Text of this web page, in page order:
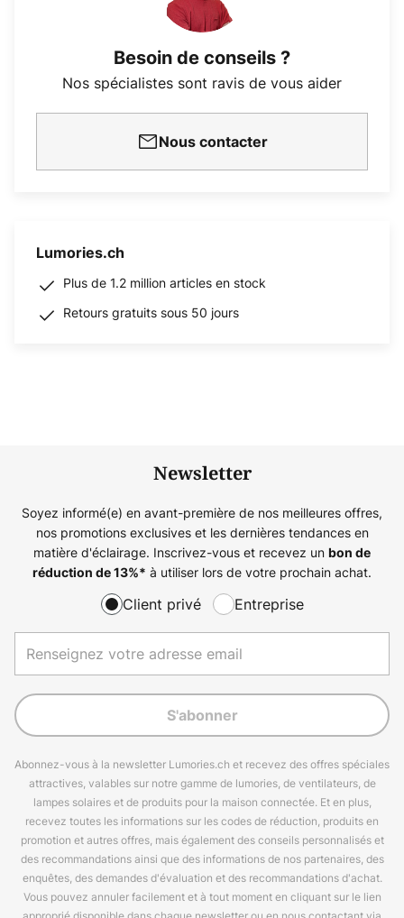
Besoin de conseils ?
Nos spécialistes sont ravis de vous aider
Nous contacter
Lumories.ch
Plus de 1.2 million articles en stock
Retours gratuits sous 50 jours
Newsletter
Soyez informé(e) en avant-première de nos meilleures offres,
nos promotions exclusives et les dernières tendances en
matière d'éclairage. Inscrivez-vous et recevez un bon de
réduction de13%* à utiliser lors de votre prochain achat.
Client privé Entreprise
S'abonner
Abonnez-vous à la newsletter Lumories.ch et recevez des offres spéciales
attractives, valables sur notre gamme de lumories, de ventilateurs, de
lampes solaires et de produits pour la maison connectée. Et en plus,
recevez toutes les informations sur les codes de réduction, produits en
promotion et autres offres, mais également des conseils personnalisés et
des recommandations ainsi que des informations de nos partenaires, des
enquêtes, des demandes d'évaluation et des recommandations d'achat.
Vous pouvez annuler facilement et à tout moment en cliquant sur le lien